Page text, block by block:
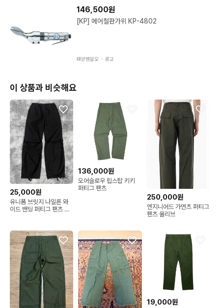
📌 사전 검수해서 업데이트를 하지만
빈티지, 중고 제품 특성상 이염 및 하자 있을 수 있습니다,
이에 민감하신 분들은 구매 자제 부탁드립니다.
구매 확정되신 분만 결제 후 연락 부탁드립니다
📌 과도한 질문 차단합니다.
( 또한 교환, 환불은 불가하오니 신중한 고민 후
구매 확정되신 분만 결제 후 연락 부탁드립니다.)
배송 안내)
- 모든 제품은 선결제순입니다.
- 반값택배 불가하며, 대한통운만 가능합니다.
-  평일 영업일 기준(주말,공휴일제외) 당일 오후 2시 이전
   결제시 당일 배송됩니다.
- 주말 주문건은 월요일 오후에 일괄 배송됩니다.
- 배송후 다음날 오전 10시 이후 부터 조회 가능 하십니다
- 배송비 4000원, 도서산간은 7000원 입니다
교환•반품 안내)
146,500원
[KP] 에어철판가위 KP-4802
태양엠알오 ・ 광고
이 상품과 비슷해요
25,000원
유니폼 브릿지 나일론 와
이드 밴딩 퍼티그 팬츠 블
136,000원
오어슬로우 립스탑 키키
퍼티그 팬츠
250,000원
엔지니어드 가먼츠 퍼티그
팬츠 올리브
19,000원